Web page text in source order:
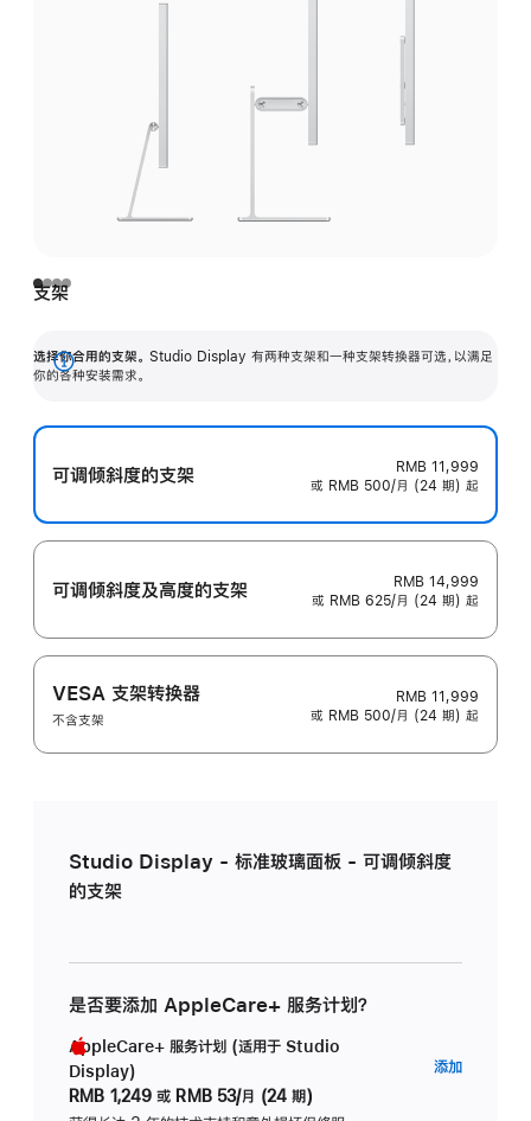
支架
选择你合用的支架。 Studio Display 有两种支架和一种支架转换器可选，以满足
你的各种安装需求。
展
可调倾斜度的支架
RMB 11,999
或 RMB 500/月 (24 期) 起
可调倾斜度及高‍度的支‍架
RMB 14,999
或 RMB 625/月 (24 期) 起
VESA 支架转换器
不含支架
RMB 11,999
或 RMB 500/月 (24 期) 起
Studio Display - 标准玻璃面板 - 可调倾斜度
的支架
是否要添加 AppleCare+ 服务计划？
AppleCare+ 服务计划 (适用于 Studio
Display)
RMB 1,249 或 RMB 53/月 (24 期)
添加